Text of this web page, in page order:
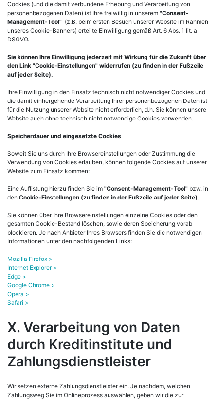
Cookies (und die damit verbundene Erhebung und Verarbeitung von
personenbezogenen Daten) ist Ihre freiwillig in unserem "Consent-
Management-Tool" (z.B. beim ersten Besuch unserer Website im Rahmen
unseres Cookie-Banners) erteilte Einwilligung gemäß Art. 6 Abs. 1 lit. a
DSGVO.
Sie können Ihre Einwilligung jederzeit mit Wirkung für die Zukunft über
den Link "Cookie-Einstellungen" widerrufen (zu finden in der Fußzeile
auf jeder Seite).
Ihre Einwilligung in den Einsatz technisch nicht notwendiger Cookies und
die damit einhergehende Verarbeitung Ihrer personenbezogenen Daten ist
für die Nutzung unserer Website nicht erforderlich, d.h. Sie können unsere
Website auch ohne technisch nicht notwendige Cookies verwenden.
Speicherdauer und eingesetzte Cookies
Soweit Sie uns durch Ihre Browsereinstellungen oder Zustimmung die
Verwendung von Cookies erlauben, können folgende Cookies auf unserer
Website zum Einsatz kommen:
Eine Auflistung hierzu finden Sie im "Consent-Management-Tool" bzw. in
den Cookie-Einstellungen (zu finden in der Fußzeile auf jeder Seite).
Sie können über Ihre Browsereinstellungen einzelne Cookies oder den
gesamten Cookie-Bestand löschen, sowie deren Speicherung vorab
blockieren. Je nach Anbieter Ihres Browsers finden Sie die notwendigen
Informationen unter den nachfolgenden Links:
Mozilla Firefox >
Internet Explorer >
Edge >
Google Chrome >
Opera >
Safari >
X. Verarbeitung von Daten
durch Kreditinstitute und
Zahlungsdienstleister
Wir setzen externe Zahlungsdienstleister ein. Je nachdem, welchen
Zahlungsweg Sie im Onlineprozess auswählen, geben wir die zur